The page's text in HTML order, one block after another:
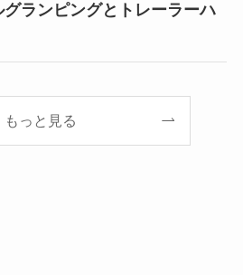
ランピングとトレーラーハ
もっと見る